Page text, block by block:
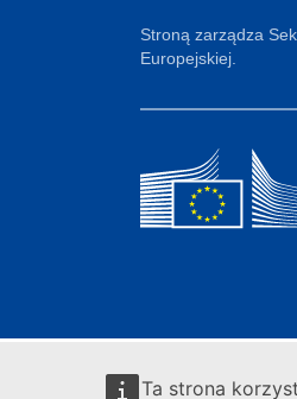
Ta strona
Stroną zarządza
Europejskiej.